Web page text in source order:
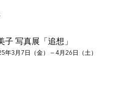
子 写真展「追想」
年3月7日（金） — 4月26日（土）